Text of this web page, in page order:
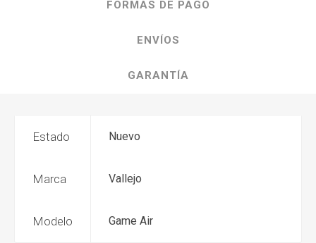
FORMAS DE PAGO
ENVÍOS
GARANTÍA
Estado Nuevo
Marca Vallejo
Modelo Game Air